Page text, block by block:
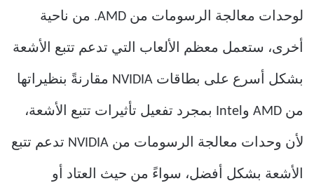
لوحدات معالجة الرسومات من AMD. من ناحية
أخرى، ستعمل معظم الألعاب التي تدعم تتبع الأشعة
بشكل أسرع على بطاقات NVIDIA مقارنةً بنظيراتها
من AMD وIntel بمجرد تفعيل تأثيرات تتبع الأشعة،
لأن وحدات معالجة الرسومات من NVIDIA تدعم تتبع
الأشعة بشكل أفضل، سواءً من حيث العتاد أو